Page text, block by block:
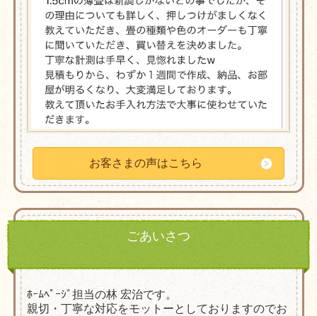
お客さまの声はこちら
ごあいさつ
ﾎｰﾑﾍﾟｰｼﾞ担当の林 宏治です。
親切・丁寧な対応をモットーとしておりますのでお